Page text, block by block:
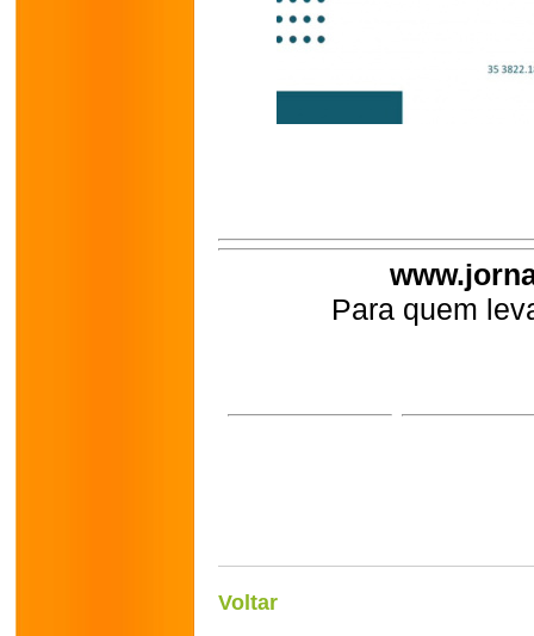
Para quem
Voltar